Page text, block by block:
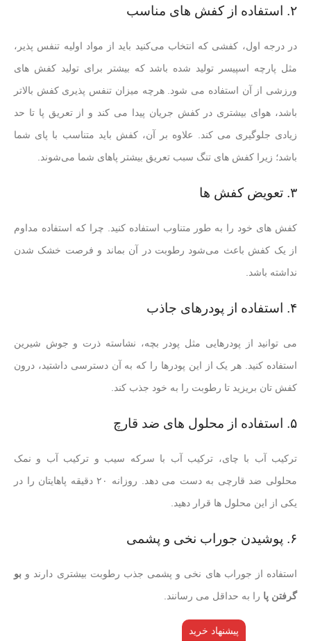
۲. استفاده از کفش های مناسب
در درجه اول، کفشی که انتخاب می‌کنید باید از مواد اولیه تنفس پذیر،
مثل پارچه اسپیسر تولید شده باشد که بیشتر برای تولید کفش های
ورزشی از آن استفاده می شود. هرچه میزان تنفس پذیری کفش بالاتر
باشد، هوای بیشتری در کفش جریان پیدا می کند و از تعریق پا تا حد
زیادی جلوگیری می کند. علاوه بر آن، کفش باید متناسب با پای شما
باشد؛ زیرا کفش های تنگ سبب تعریق بیشتر پاهای شما می‌شوند.
۳. تعویض کفش ها
کفش های خود را به طور متناوب استفاده کنید. چرا که استفاده مداوم
از یک کفش باعث می‌شود رطوبت در آن بماند و فرصت خشک شدن
نداشته باشد.
۴. استفاده از پودرهای جاذب
می توانید از پودرهایی مثل پودر بچه، نشاسته ذرت و جوش شیرین
استفاده کنید. هر یک از این پودرها را که به آن دسترسی داشتید، درون
کفش تان بریزید تا رطوبت را به خود جذب کند.
۵. استفاده از محلول های ضد قارچ
ترکیب آب با چای، ترکیب آب با سرکه سیب و ترکیب آب و نمک
محلولی ضد قارچی به دست می دهد. روزانه ۲۰ دقیقه پاهایتان را در
یکی از این محلول ها قرار دهید.
۶. پوشیدن جوراب نخی و پشمی
استفاده از جوراب های نخی و پشمی جذب رطوبت بیشتری دارند و بو
گرفتن پا را به حداقل می رسانند.
پیشنهاد خرید